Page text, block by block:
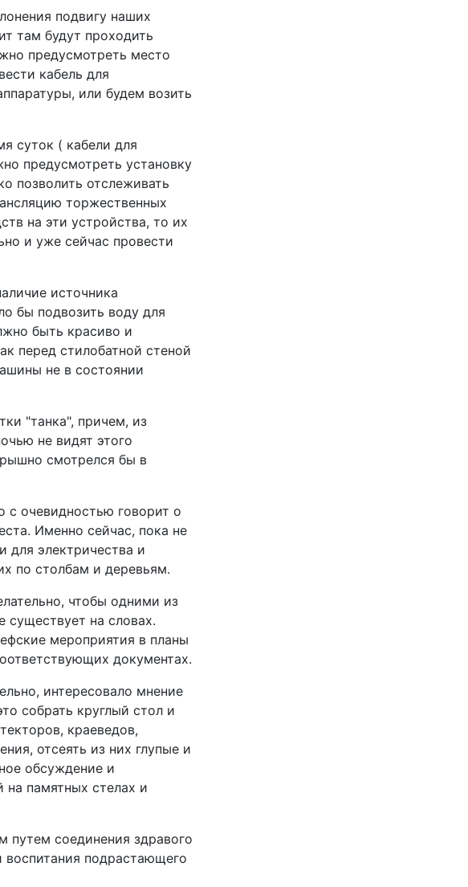
подвигу наших
там будут проходить
предусмотреть место
кабель для
или будем возить
суток ( кабели для
предусмотреть установку
позволить отслеживать
торжественных
на эти устройства, то их
и уже сейчас провести
источника
бы подвозить воду для
быть красиво и
перед стилобатной стеной
не в состоянии
"танка", причем, из
не видят этого
смотрелся бы в
с очевидностью говорит о
Именно сейчас, пока не
для электричества и
по столбам и деревьям.
чтобы одними из
существует на словах.
мероприятия в планы
документах.
интересовало мнение
собрать круглый стол и
краеведов,
отсеять из них глупые и
обсуждение и
на памятных стелах и
путем соединения здравого
подрастающего